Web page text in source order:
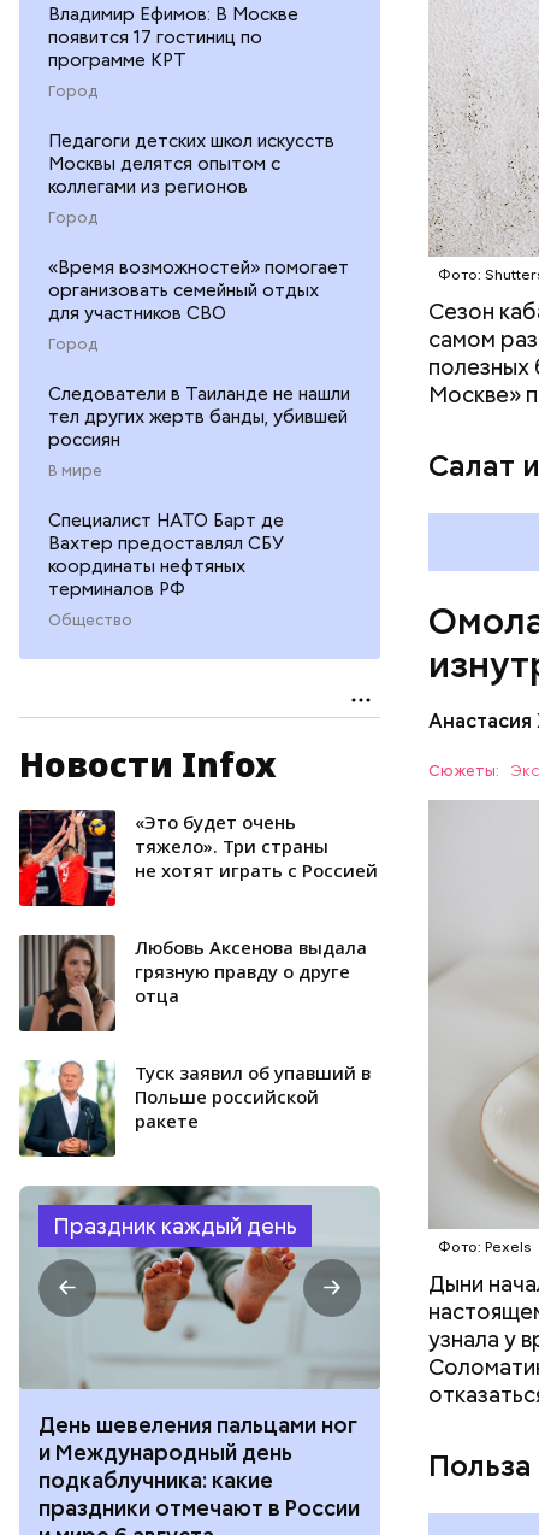
Владимир Ефимов: В Москве
появится 17 гостиниц по
программе КРТ
Город
Педагоги детских школ искусств
Москвы делятся опытом с
коллегами из регионов
Город
«Время возможностей» помогает
организовать семейный отдых
для участников СВО
Город
Следователи в Таиланде не нашли
тел других жертв банды, убившей
россиян
В мире
Cпециалист НАТО Барт де
Вахтер предоставлял СБУ
координаты нефтяных
терминалов РФ
Общество
Новости Infox
«Это будет очень
тяжело». Три страны
не хотят играть с Россией
Любовь Аксенова выдала
грязную правду о друге
отца
Туск заявил об упавший в
Польше российской
ракете
Праздник каждый день
День шевеления пальцами ног
и Международный день
подкаблучника: какие
праздники отмечают в России
горизонта и
курсанта:
отмечают в
Фото:
Сезон
самом
полезных
Москве»
Салат
Сюжеты:
Фото: Pexels
Дыни
узнала у
Дыня
кожи;
плода.
ряда
лютеин
наше
калий
— В